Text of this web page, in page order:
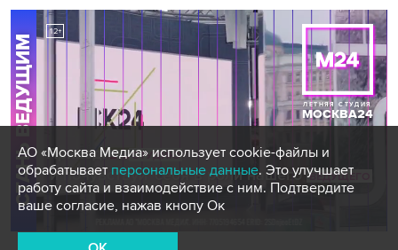
АО «Москва Медиа» использует cookie-файлы и
обрабатывает персональные данные. Это улучшает
работу сайта и взаимодействие с ним. Подтвердите
ваше согласие, нажав кнопу Ок